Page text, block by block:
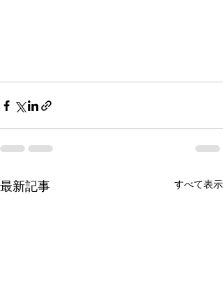
最新記事 すべて表示